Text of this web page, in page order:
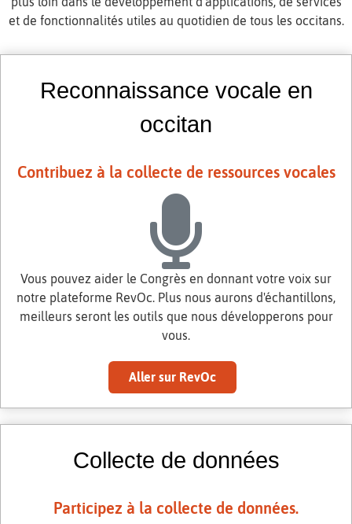
et de fonctionnalités utiles au quotidien de tous les occitans.
Reconnaissance vocale en
occitan
Contribuez à la collecte de ressources vocales
Vous pouvez aider le Congrès en donnant votre voix sur
notre plateforme RevOc. Plus nous aurons d'échantillons,
meilleurs seront les outils que nous développerons pour
vous.
Aller sur RevOc
Collecte de données
Participez à la collecte de données.